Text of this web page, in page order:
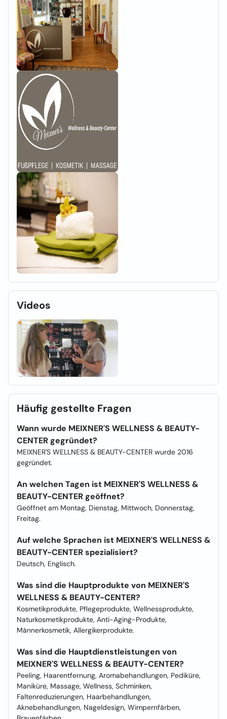
Videos
Häufig gestellte Fragen
Wann wurde MEIXNER'S WELLNESS & BEAUTY-
CENTER gegründet?
MEIXNER'S WELLNESS & BEAUTY-CENTER wurde 2016
gegründet.
An welchen Tagen ist MEIXNER'S WELLNESS &
BEAUTY-CENTER geöffnet?
Geöffnet am Montag, Dienstag, Mittwoch, Donnerstag,
Freitag.
Auf welche Sprachen ist MEIXNER'S WELLNESS &
BEAUTY-CENTER spezialisiert?
Deutsch, Englisch.
Was sind die Hauptprodukte von MEIXNER'S
WELLNESS & BEAUTY-CENTER?
Kosmetikprodukte, Pflegeprodukte, Wellnessprodukte,
Naturkosmetikprodukte, Anti-Aging-Produkte,
Männerkosmetik, Allergikerprodukte.
Was sind die Hauptdienstleistungen von
MEIXNER'S WELLNESS & BEAUTY-CENTER?
Peeling, Haarentfernung, Aromabehandlungen, Pediküre,
Maniküre, Massage, Wellness, Schminken,
Faltenreduzierungen, Haarbehandlungen,
Aknebehandlungen, Nageldesign, Wimpernfärben,